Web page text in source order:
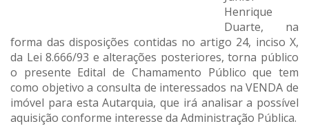
Henrique
Duarte, na
forma das disposições contidas no artigo 24, inciso X,
da Lei 8.666/93 e alterações posteriores, torna público
o presente Edital de Chamamento Público que tem
como objetivo a consulta de interessados na VENDA de
imóvel para esta Autarquia, que irá analisar a possível
aquisição conforme interesse da Administração Pública.